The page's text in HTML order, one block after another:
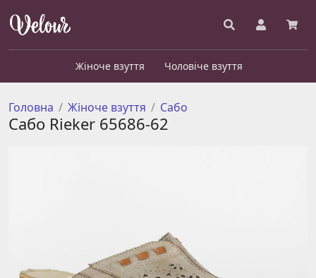
Жіноче взуття Чоловіче взуття
Головна Жіноче взуття Сабо
Сабо Rieker 65686-62